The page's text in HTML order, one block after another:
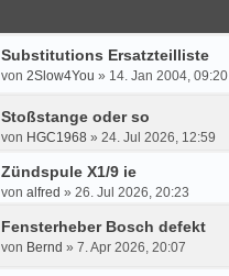
Substitutions Ersatzteilliste
von 2Slow4You » 14. Jan 2004, 09:20
Stoßstange oder so
von HGC1968 » 24. Jul 2026, 12:59
Zündspule X1/9 ie
von alfred » 26. Jul 2026, 20:23
Fensterheber Bosch defekt
von Bernd » 7. Apr 2026, 20:07